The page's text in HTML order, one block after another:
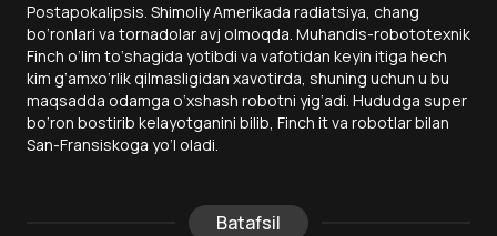
Postapokalipsis. Shimoliy Amerikada radiatsiya, chang
bo‘ronlari va tornadolar avj olmoqda. Muhandis-robototexnik
Finch o‘lim to‘shagida yotibdi va vafotidan keyin itiga hech
kim g‘amxo‘rlik qilmasligidan xavotirda, shuning uchun u bu
maqsadda odamga o‘xshash robotni yig‘adi. Hududga super
bo‘ron bostirib kelayotganini bilib, Finch it va robotlar bilan
San-Fransiskoga yo‘l oladi.
Batafsil